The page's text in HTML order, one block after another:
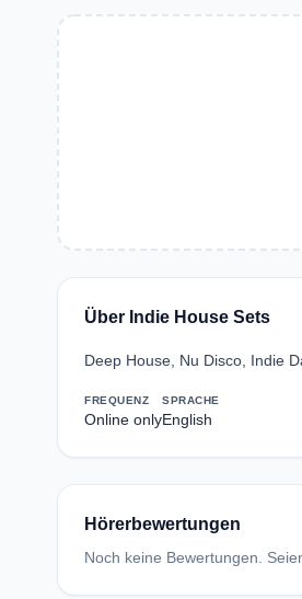
Über Indie House Sets
Deep House, Nu Disco, Indie
FREQUENZ
Online only
SPRACHE
English
Hörerbewertungen
Noch keine Bewertungen.